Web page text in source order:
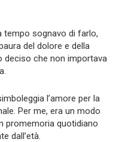
tempo sognavo di farlo,
del dolore e della
deciso che non importava
l’amore per la
Per me, era un modo
promemoria quotidiano
dall’età.